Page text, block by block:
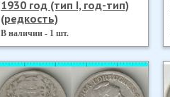
1930 год (тип I, год-тип)
(редкость)
В наличии - 1 шт.